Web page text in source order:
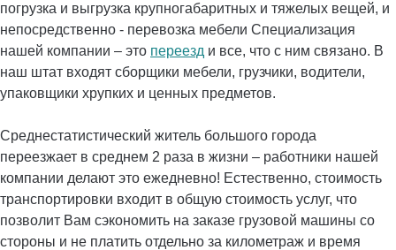
погрузка и выгрузка крупногабаритных и тяжелых вещей, и
непосредственно - перевозка мебели Специализация
нашей компании – это переезд и все, что с ним связано. В
наш штат входят сборщики мебели, грузчики, водители,
упаковщики хрупких и ценных предметов.
Среднестатистический житель большого города
переезжает в среднем 2 раза в жизни – работники нашей
компании делают это ежедневно! Естественно, стоимость
транспортировки входит в общую стоимость услуг, что
позволит Вам сэкономить на заказе грузовой машины со
стороны и не платить отдельно за километраж и время